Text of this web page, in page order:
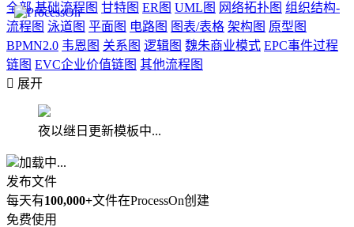
全部 基础流程图 甘特图 ER图 UML图 网络拓扑图 组织结构-
流程图 泳道图 平面图 电路图 图表/表格 架构图 原型图
BPMN2.0 韦恩图 关系图 逻辑图 魏朱商业模式 EPC事件过程
链图 EVC企业价值链图 其他流程图
 展开
夜以继日更新模板中...
加载中...
发布文件
每天有100,000+文件在ProcessOn创建
免费使用